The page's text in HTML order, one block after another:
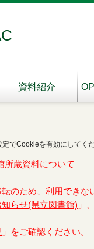
資料紹介
でCookieを有効にしてく
所蔵資料について
のため、利用できな
らせ(県立図書館) 」
」をご確認ください。